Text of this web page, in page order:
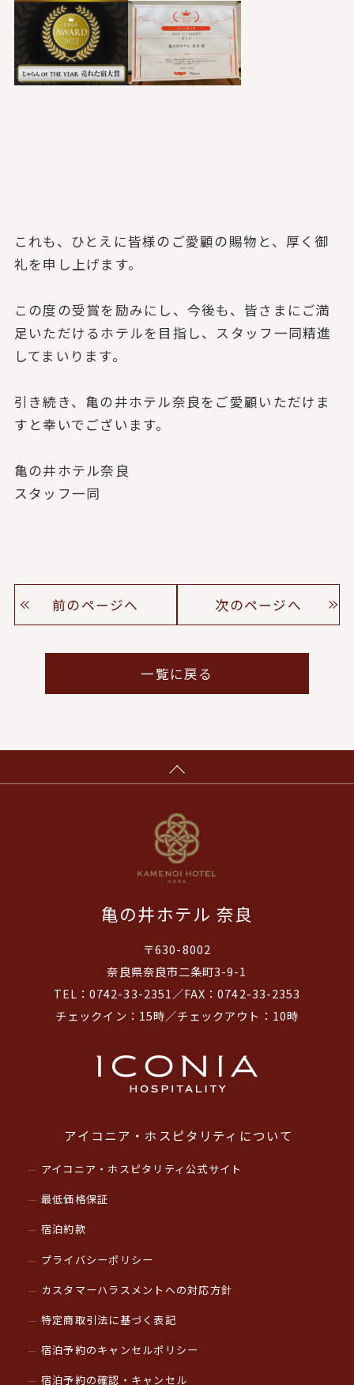
これも、ひとえに皆様のご愛顧の賜物と、厚く御
礼を申し上げます。
この度の受賞を励みにし、 今後も、皆さまにご満
足いただけるホテルを目指し、 スタッフ一同精進
してまいります。
引き続き、亀の井ホテル奈良をご愛顧いただけま
すと幸いでございます。
亀の井ホテル奈良
スタッフ一同
前のページへ 次のページへ
一覧に戻る
亀の井ホテル 奈良
〒630-8002
奈良県奈良市二条町3-9-1
TEL：0742-33-2351／FAX：0742-33-2353
チェックイン：15時／チェックアウト：10時
アイコニア・ホスピタリティについて
アイコニア・ホスピタリティ公式サイト
最低価格保証
宿泊約款
プライバシーポリシー
カスタマーハラスメントへの対応方針
特定商取引法に基づく表記
宿泊予約のキャンセルポリシー
宿泊予約の確認・キャンセル